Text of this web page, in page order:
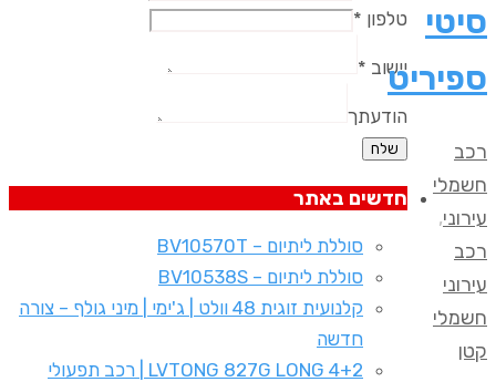
סיטי
ספיריט
רכב
חשמלי
עירוני,
רכב
עירוני
חשמלי
קטן
טלפון *
יישוב *
הודעתך
שלח
חדשים באתר
סוללת ליתיום – BV10570T
סוללת ליתיום – BV10538S
קלנועית זוגית 48 וולט | ג'ימי | מיני גולף – צורה
חדשה
LVTONG 827G LONG 4+2 | רכב תפעולי